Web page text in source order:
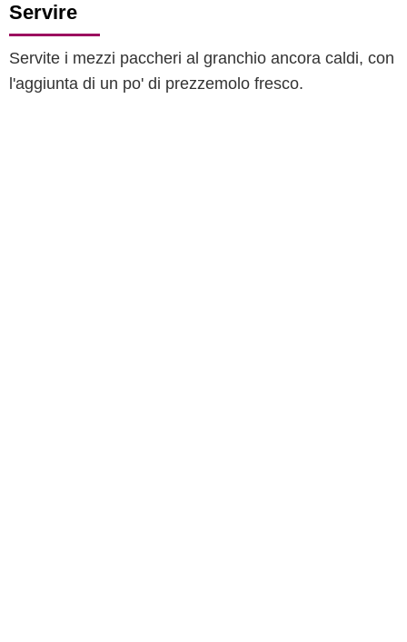
Servire
Servite i mezzi paccheri al granchio ancora caldi, con
l'aggiunta di un po' di prezzemolo fresco.